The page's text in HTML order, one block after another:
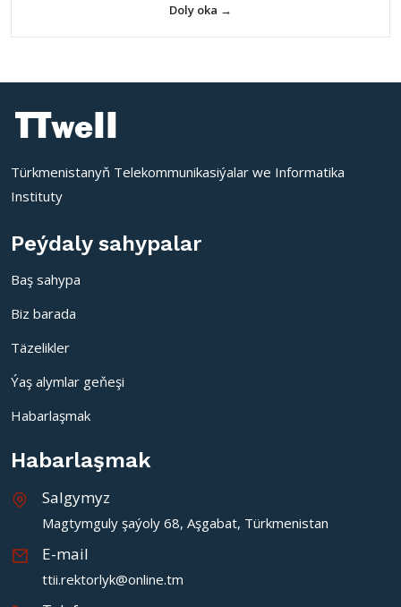
Doly oka →
Türkmenistanyň Telekommunikasiýalar we Informatika
Instituty
Peýdaly sahypalar
Baş sahypa
Biz barada
Täzelikler
Ýaş alymlar geňeşi
Habarlaşmak
Habarlaşmak
Salgymyz
Magtymguly şaýoly 68, Aşgabat, Türkmenistan
E-mail
ttii.rektorlyk@online.tm